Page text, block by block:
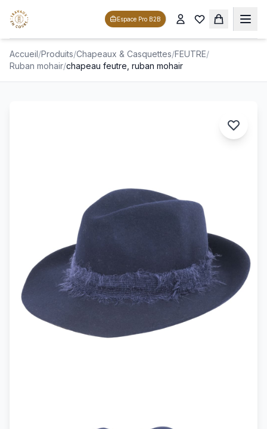
Espace Pro B2B
Accueil/Produits/Chapeaux & Casquettes/FEUTRE/
Ruban mohair/chapeau feutre, ruban mohair